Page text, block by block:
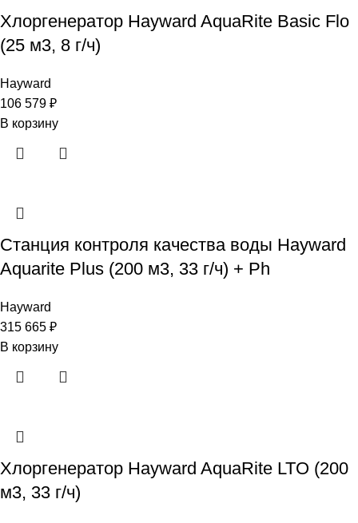
Хлоргенератор Hayward AquaRite Basic Flo
(25 м3, 8 г/ч)
Hayward
106 579 ₽
В корзину
Станция контроля качества воды Hayward
Aquarite Plus (200 м3, 33 г/ч) + Ph
Hayward
315 665 ₽
В корзину
Хлоргенератор Hayward AquaRite LTO (200
м3, 33 г/ч)